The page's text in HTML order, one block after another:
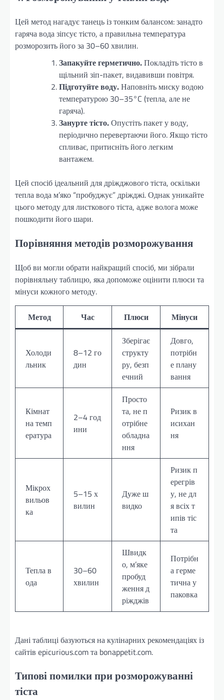
Цей метод нагадує танець із тонким балансом: занадто
гаряча вода зіпсує тісто, а правильна температура
розморозить його за 30–60 хвилин.
Запакуйте герметично.Покладіть тісто в
щільний зіп-пакет, видавивши повітря.
Підготуйте воду.Наповніть миску водою
температурою 30–35°C (тепла, але не
гаряча).
Занурте тісто.Опустіть пакет у воду,
періодично перевертаючи його. Якщо тісто
спливає, притисніть його легким
вантажем.
Цей спосіб ідеальний для дріжджового тіста, оскільки
тепла вода м’яко “пробуджує” дріжджі. Однак уникайте
цього методу для листкового тіста, адже волога може
пошкодити його шари.
Порівняння методів розморожування
Щоб ви могли обрати найкращий спосіб, ми зібрали
порівняльну таблицю, яка допоможе оцінити плюси та
мінуси кожного методу.
Метод Час Плюси Мінуси
Холоди
льник
8–12 го
дин
Зберігає
структу
ру, безп
ечний
Довго,
потрібн
е плану
вання
Кімнат
на темп
ература
2–4 год
ини
Просто
та, не п
отрібне
обладна
ння
Ризик в
исихан
ня
Мікрох
вильов
ка
5–15 х
вилин
Дуже ш
видко
Ризик п
ерегрів
у, не дл
я всіх т
ипів тіс
та
Тепла в
ода
30–60
хвилин
Швидк
о, м’яке
пробуд
ження д
ріжджів
Потрібн
а герме
тична у
паковка
Дані таблиці базуються на кулінарних рекомендаціях із
сайтів epicurious.com та bonappetit.com.
Типові помилки при розморожуванні
тіста